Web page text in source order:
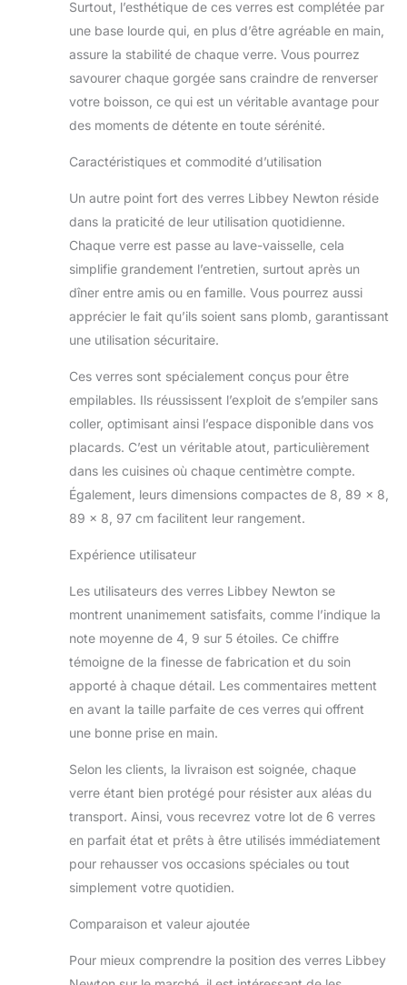
Surtout, l’esthétique de ces verres est complétée par
une base lourde qui, en plus d’être agréable en main,
assure la stabilité de chaque verre. Vous pourrez
savourer chaque gorgée sans craindre de renverser
votre boisson, ce qui est un véritable avantage pour
des moments de détente en toute sérénité.
Caractéristiques et commodité d’utilisation
Un autre point fort des verres Libbey Newton réside
dans la praticité de leur utilisation quotidienne.
Chaque verre est passe au lave-vaisselle, cela
simplifie grandement l’entretien, surtout après un
dîner entre amis ou en famille. Vous pourrez aussi
apprécier le fait qu’ils soient sans plomb, garantissant
une utilisation sécuritaire.
Ces verres sont spécialement conçus pour être
empilables. Ils réussissent l’exploit de s’empiler sans
coller, optimisant ainsi l’espace disponible dans vos
placards. C’est un véritable atout, particulièrement
dans les cuisines où chaque centimètre compte.
Également, leurs dimensions compactes de 8, 89 x 8,
89 x 8, 97 cm facilitent leur rangement.
Expérience utilisateur
Les utilisateurs des verres Libbey Newton se
montrent unanimement satisfaits, comme l’indique la
note moyenne de 4, 9 sur 5 étoiles. Ce chiffre
témoigne de la finesse de fabrication et du soin
apporté à chaque détail. Les commentaires mettent
en avant la taille parfaite de ces verres qui offrent
une bonne prise en main.
Selon les clients, la livraison est soignée, chaque
verre étant bien protégé pour résister aux aléas du
transport. Ainsi, vous recevrez votre lot de 6 verres
en parfait état et prêts à être utilisés immédiatement
pour rehausser vos occasions spéciales ou tout
simplement votre quotidien.
Comparaison et valeur ajoutée
Pour mieux comprendre la position des verres Libbey